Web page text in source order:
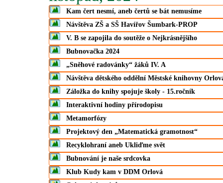
Kam čert nesmí, aneb čertů se bát nemusíme
Návštěva ZŠ a SŠ Havířov Šumbark-PROP
V. B se zapojila do soutěže o Nejkrásnějšího
Bubnovačka 2024
„Sněhové radovánky“ žáků IV. A
Návštěva dětského oddělní Městské knihovny
Záložka do knihy spojuje školy - 15.ročník
Interaktivní hodiny přírodopisu
Metamorfózy
Projektový den „Matematická gramotnost“
Recyklohraní aneb Ukliďme svět
Bubnování je naše srdcovka
Klub Kudy kam v DDM Orlová